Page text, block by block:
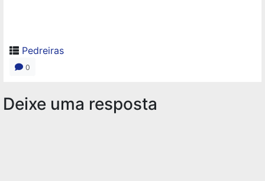
Pedreiras
0
Deixe uma resposta